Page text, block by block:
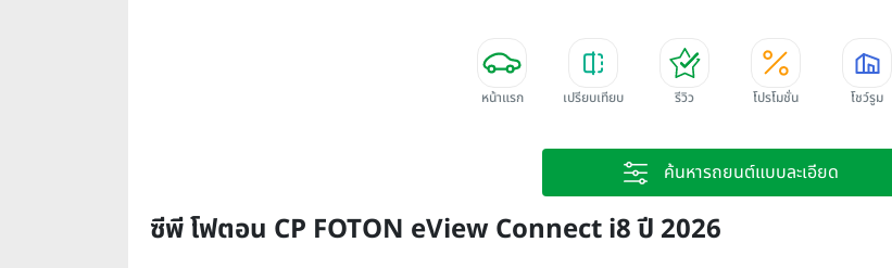
หน้าแรก เปรียบเทียบ รีวิว โปรโมชั่น โชว์รูม
ค้นหารถยนต์แบบละเอียด
ซีพี โฟตอน CP FOTON eView Connect i8 ปี 2026